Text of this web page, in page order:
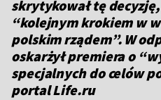
skrytykował tę
“kolejnym krokiem w
polskim rządem”. W
oskarżył premiera o
specjalnych do celów
portal Life.ru